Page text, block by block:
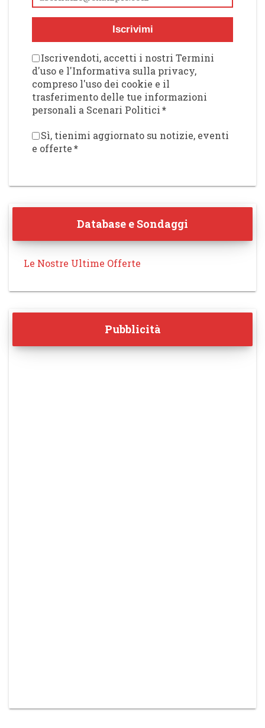
Iscrivimi
Iscrivendoti, accetti i nostri Termini
d'uso e l'Informativa sulla privacy,
compreso l'uso dei cookie e il
trasferimento delle tue informazioni
personali a Scenari Politici*
Sì, tienimi aggiornato su notizie, eventi
e offerte*
Database e Sondaggi
Le Nostre Ultime Offerte
Pubblicità